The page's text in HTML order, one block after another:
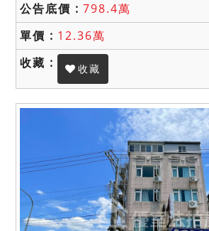
798.4萬
12.36萬
收藏